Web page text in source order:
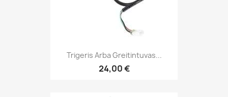
Trigeris Arba Greitintuvas...
24,00 €